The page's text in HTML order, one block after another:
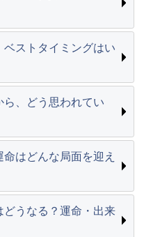
ベストタイミングはい
ら、どう思われてい
はどんな局面を迎え
どうなる？運命・出来